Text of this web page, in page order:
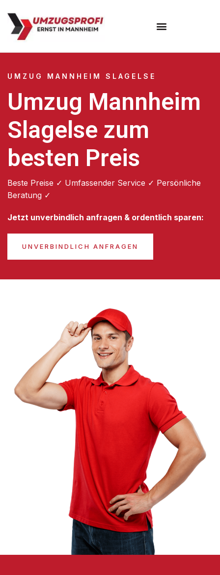
UMZUG MANNHEIM SLAGELSE
Umzug Mannheim
Slagelse zum
besten Preis
Beste Preise ✓ Umfassender Service ✓ Persönliche
Beratung ✓
Jetzt unverbindlich anfragen & ordentlich sparen:
UNVERBINDLICH ANFRAGEN